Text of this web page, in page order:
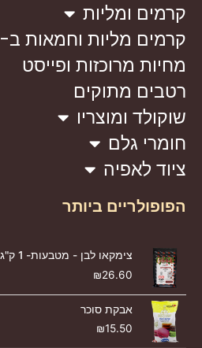
קרמים ומליות
קרמים מליות וחמאות ב-300 גרם
מחיות מרוכזות ופייסט
רטבים מתוקים
שוקולד ומוצריו
חומרי גלם
ציוד לאפיה
הפופולריים ביותר
צימקאו לבן - מטבעות- 1 ק"ג
₪26.60
אבקת סוכר
₪15.50